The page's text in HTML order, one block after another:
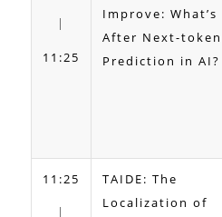
11:25
Improve: What’s
After Next-token
Prediction in AI?
11:25
TAIDE: The
Localization of